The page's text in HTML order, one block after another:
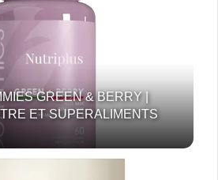
GREEN & BERRY |
ET SUPERALIMENTS